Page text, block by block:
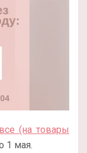
(на товары
1 мая.